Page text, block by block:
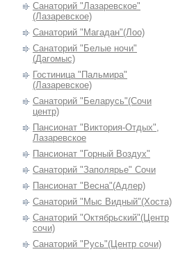
Санаторий "Лазаревское"
(Лазаревское)
Санаторий "Магадан"(Лоо)
Санаторий "Белые ночи"
(Дагомыс)
Гостиница "Пальмира"
(Лазаревское)
Санаторий "Беларусь"(Сочи
центр)
Пансионат "Виктория-Отдых",
Лазаревское
Пансионат "Горный Воздух"
Санаторий "Заполярье" Сочи
Пансионат "Весна"(Адлер)
Санаторий "Мыс Видный"(Хоста)
Санаторий "Октябрьский"(Центр
сочи)
Cанаторий "Русь"(Центр сочи)